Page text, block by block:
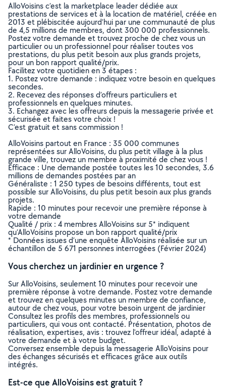
AlloVoisins c’est la marketplace leader dédiée aux
prestations de services et à la location de matériel, créée en
2013 et plébiscitée aujourd’hui par une communauté de plus
de 4,5 millions de membres, dont 300 000 professionnels.
Postez votre demande et trouvez proche de chez vous un
particulier ou un professionnel pour réaliser toutes vos
prestations, du plus petit besoin aux plus grands projets,
pour un bon rapport qualité/prix.
Facilitez votre quotidien en 3 étapes :
1. Postez votre demande : indiquez votre besoin en quelques
secondes.
2. Recevez des réponses d’offreurs particuliers et
professionnels en quelques minutes.
3. Echangez avec les offreurs depuis la messagerie privée et
sécurisée et faites votre choix !
C’est gratuit et sans commission !
AlloVoisins partout en France : 35 000 communes
représentées sur AlloVoisins, du plus petit village à la plus
grande ville, trouvez un membre à proximité de chez vous !
Efficace : Une demande postée toutes les 10 secondes, 3.6
millions de demandes postées par an
Généraliste : 1 250 types de besoins différents, tout est
possible sur AlloVoisins, du plus petit besoin aux plus grands
projets.
Rapide : 10 minutes pour recevoir une première réponse à
votre demande
Qualité / prix : 4 membres AlloVoisins sur 5* indiquent
qu’AlloVoisins propose un bon rapport qualité/prix
* Données issues d’une enquête AlloVoisins réalisée sur un
échantillon de 5 671 personnes interrogées (Février 2024)
Vous cherchez un jardinier en urgence ?
Sur AlloVoisins, seulement 10 minutes pour recevoir une
première réponse à votre demande. Postez votre demande
et trouvez en quelques minutes un membre de confiance,
autour de chez vous, pour votre besoin urgent de jardinier
Consultez les profils des membres, professionnels ou
particuliers, qui vous ont contacté. Présentation, photos de
réalisation, expertises, avis : trouvez l'offreur idéal, adapté à
votre demande et à votre budget.
Conversez ensemble depuis la messagerie AlloVoisins pour
des échanges sécurisés et efficaces grâce aux outils
intégrés.
Est-ce que AlloVoisins est gratuit ?